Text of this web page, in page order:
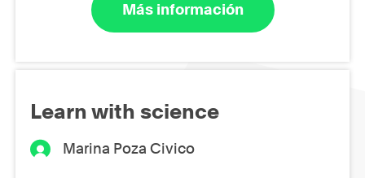
Más información
Learn with science
Marina Poza Civico